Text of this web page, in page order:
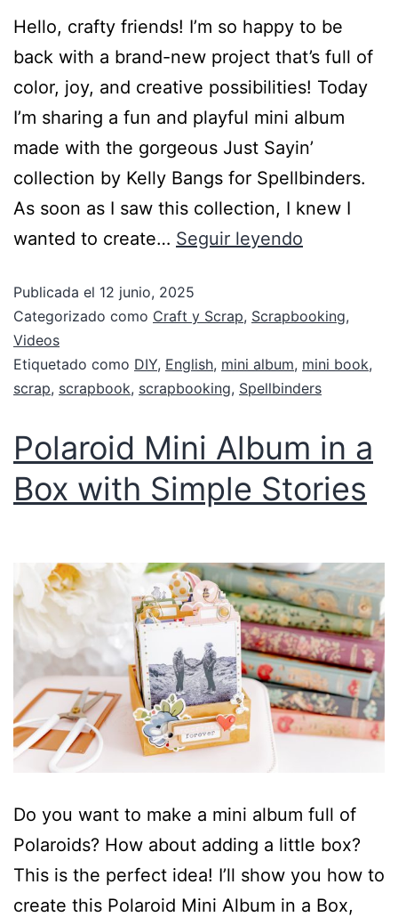
Hello, crafty friends! I’m so happy to be
back with a brand-new project that’s full of
color, joy, and creative possibilities! Today
I’m sharing a fun and playful mini album
made with the gorgeous Just Sayin’
collection by Kelly Bangs for Spellbinders.
As soon as I saw this collection, I knew I
wanted to create… Seguir leyendo
Publicada el 12 junio, 2025
Categorizado como Craft y Scrap, Scrapbooking,
Videos
Etiquetado como DIY, English, mini album, mini book,
scrap, scrapbook, scrapbooking, Spellbinders
Polaroid Mini Album in a
Box with Simple Stories
Do you want to make a mini album full of
Polaroids? How about adding a little box?
This is the perfect idea! I’ll show you how to
create this Polaroid Mini Album in a Box,